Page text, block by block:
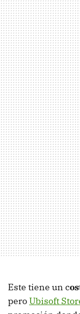
Este tiene un c
peroUbisoft